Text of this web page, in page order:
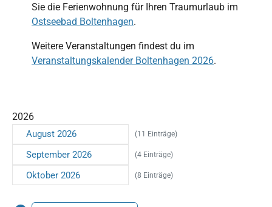
Sie die Ferienwohnung für Ihren Traumurlaub im
Ostseebad Boltenhagen.
Weitere Veranstaltungen findest du im
Veranstaltungskalender Boltenhagen 2026.
2026
August 2026 (11 Einträge)
September 2026 (4 Einträge)
Oktober 2026 (8 Einträge)